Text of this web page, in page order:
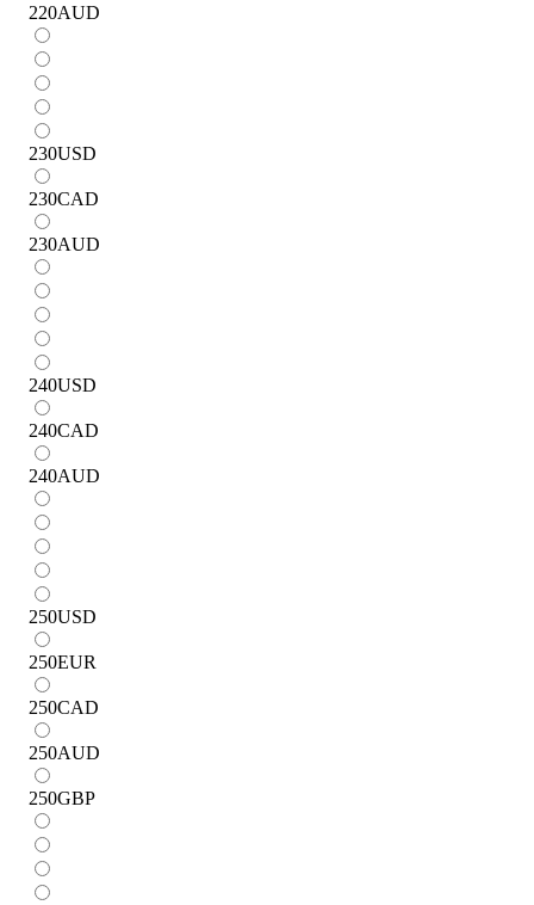
220AUD
230USD
230CAD
230AUD
240USD
240CAD
240AUD
250USD
250EUR
250CAD
250AUD
250GBP